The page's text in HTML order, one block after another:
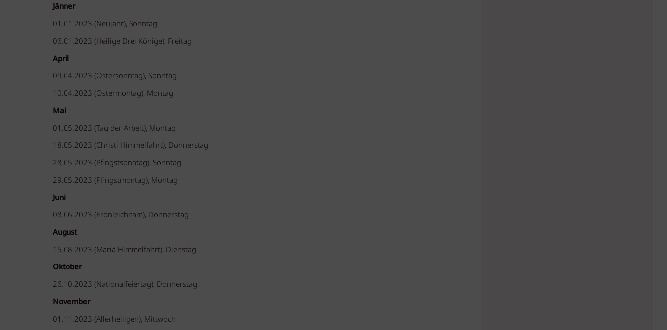
Jänner
01.01.2023 (Neujahr), Sonntag
06.01.2023 (Heilige Drei Könige), Freitag
April
09.04.2023 (Ostersonntag), Sonntag
10.04.2023 (Ostermontag), Montag
Mai
01.05.2023 (Tag der Arbeit), Montag
18.05.2023 (Christi Himmelfahrt), Donnerstag
28.05.2023 (Pfingstsonntag), Sonntag
29.05.2023 (Pfingstmontag), Montag
Juni
08.06.2023 (Fronleichnam), Donnerstag
August
15.08.2023 (Mariä Himmelfahrt), Dienstag
Oktober
26.10.2023 (Nationalfeiertag), Donnerstag
November
01.11.2023 (Allerheiligen), Mittwoch